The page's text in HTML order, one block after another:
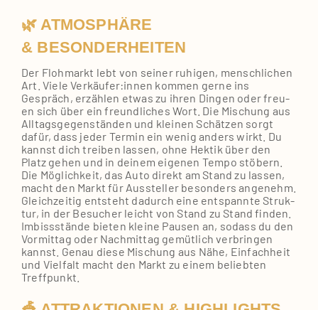
🌿 ATMOSPHÄRE
& BESONDERHEITEN
Der Floh­markt lebt von sei­ner ruhi­gen, mensch­li­chen
Art. Vie­le Verkäufer:innen kom­men ger­ne ins
Gespräch, erzäh­len etwas zu ihren Din­gen oder freu­
en sich über ein freund­li­ches Wort. Die Mischung aus
All­tags­ge­gen­stän­den und klei­nen Schät­zen sorgt
dafür, dass jeder Ter­min ein wenig anders wirkt. Du
kannst dich trei­ben las­sen, ohne Hek­tik über den
Platz gehen und in dei­nem eige­nen Tem­po stö­bern.
Die Mög­lich­keit, das Auto direkt am Stand zu las­sen,
macht den Markt für Aus­stel­ler beson­ders ange­nehm.
Gleich­zei­tig ent­steht dadurch eine ent­spann­te Struk­
tur, in der Besu­cher leicht von Stand zu Stand fin­den.
Imbiss­stän­de bie­ten klei­ne Pau­sen an, sodass du den
Vor­mit­tag oder Nach­mit­tag gemüt­lich ver­brin­gen
kannst. Genau die­se Mischung aus Nähe, Ein­fach­heit
und Viel­falt macht den Markt zu einem belieb­ten
Treff­punkt.